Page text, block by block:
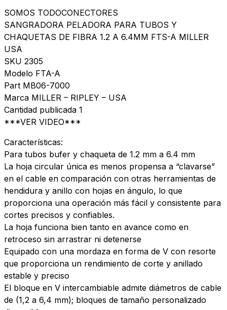
SOMOS TODOCONECTORES
SANGRADORA PELADORA PARA TUBOS Y
CHAQUETAS DE FIBRA 1.2 A 6.4MM FTS-A MILLER
USA
SKU 2305
Modelo FTA-A
Part MB06-7000
Marca MILLER – RIPLEY – USA
Cantidad publicada 1
***VER VIDEO***
Características:
Para tubos bufer y chaqueta de 1.2 mm a 6.4 mm
La hoja circular única es menos propensa a “clavarse”
en el cable en comparación con otras herramientas de
hendidura y anillo con hojas en ángulo, lo que
proporciona una operación más fácil y consistente para
cortes precisos y confiables.
La hoja funciona bien tanto en avance como en
retroceso sin arrastrar ni detenerse
Equipado con una mordaza en forma de V con resorte
que proporciona un rendimiento de corte y anillado
estable y preciso
El bloque en V intercambiable admite diámetros de cable
de (1,2 a 6,4 mm); bloques de tamaño personalizado